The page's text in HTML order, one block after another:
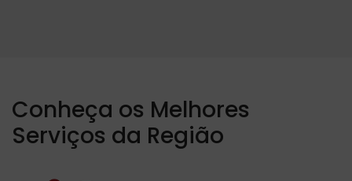
Conheça os Melhores
Serviços da Região